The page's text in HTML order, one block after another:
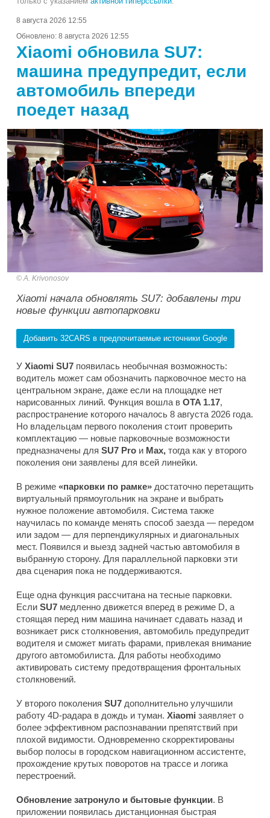
8 августа 2026 12:55
Обновлено: 8 августа 2026 12:55
Xiaomi обновила SU7:
машина предупредит, если
автомобиль впереди
поедет назад
A. Krivonosov
Xiaomi начала обновлять SU7: добавлены три
новые функции автопарковки
Добавить 32CARS в предпочитаемые источники Google
У Xiaomi SU7 появилась необычная возможность:
водитель может сам обозначить парковочное место на
центральном экране, даже если на площадке нет
нарисованных линий. Функция вошла в OTA 1.17,
распространение которого началось 8 августа 2026 года.
Но владельцам первого поколения стоит проверить
комплектацию — новые парковочные возможности
предназначены для SU7 Pro и Max, тогда как у второго
поколения они заявлены для всей линейки.
В режиме «парковки по рамке» достаточно перетащить
виртуальный прямоугольник на экране и выбрать
нужное положение автомобиля. Система также
научилась по команде менять способ заезда — передом
или задом — для перпендикулярных и диагональных
мест. Появился и выезд задней частью автомобиля в
выбранную сторону. Для параллельной парковки эти
два сценария пока не поддерживаются.
Еще одна функция рассчитана на тесные парковки.
Если SU7 медленно движется вперед в режиме D, а
стоящая перед ним машина начинает сдавать назад и
возникает риск столкновения, автомобиль предупредит
водителя и сможет мигать фарами, привлекая внимание
другого автомобилиста. Для работы необходимо
активировать систему предотвращения фронтальных
столкновений.
У второго поколения SU7 дополнительно улучшили
работу 4D-радара в дождь и туман. Xiaomi заявляет о
более эффективном распознавании препятствий при
плохой видимости. Одновременно скорректированы
выбор полосы в городском навигационном ассистенте,
прохождение крутых поворотов на трассе и логика
перестроений.
Обновление затронуло и бытовые функции. В
приложении появилась дистанционная быстрая